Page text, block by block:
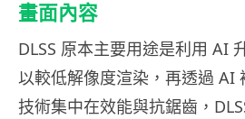
畫面內容
DLSS 原本主要用途是利用 AI
以較低解像度渲染，再透過 AI
技術集中在效能與抗鋸齒，